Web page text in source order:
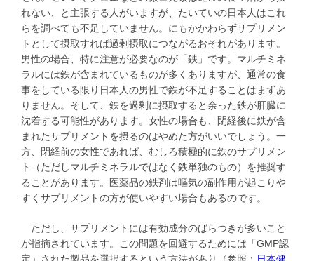
れない、と主張する人がいますが、たいていの日本人はこれ
らを調べても不足していません。にもかかわらずサプリメン
トとして摂取すれば過剰摂取につながるおそれがあります。
男性の場合、特に注意が必要なのが「鉄」です。マルチミネ
ラルには鉄が含まれているものが多くありますが、通常の食
事をしている限り日本人の男性で鉄が不足することはまずあ
りません。そして、鉄を過剰に摂取すると余った鉄が肝臓に
沈着する可能性があります。女性の場合も、閉経後に鉄が含
まれたサプリメントを摂るのはやめた方がいいでしょう。一
方、閉経前の女性であれば、むしろ積極的に鉄のサプリメン
ト（ただしマルチミネラルではなく鉄単独のもの）を推奨す
ることがあります。医薬品の鉄剤は嘔気の副作用が起こりや
すくサプリメントの方が使いやすい場合もあるのです。
ただし、サプリメントには有効成分のばらつきが多いこと
が指摘されています。この問題を回避するためには「GMP認